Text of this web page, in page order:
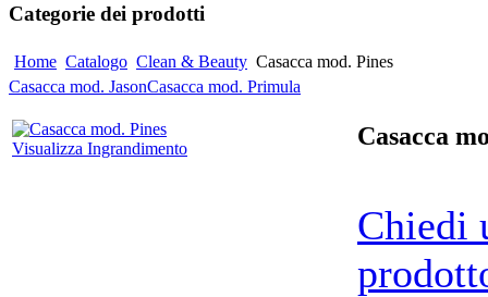
Categorie dei prodotti
Home Catalogo Clean & Beauty Casacca mod. Pines
Casacca mod. JasonCasacca mod. Primula
Visualizza Ingrandimento Casacca
Chiedi